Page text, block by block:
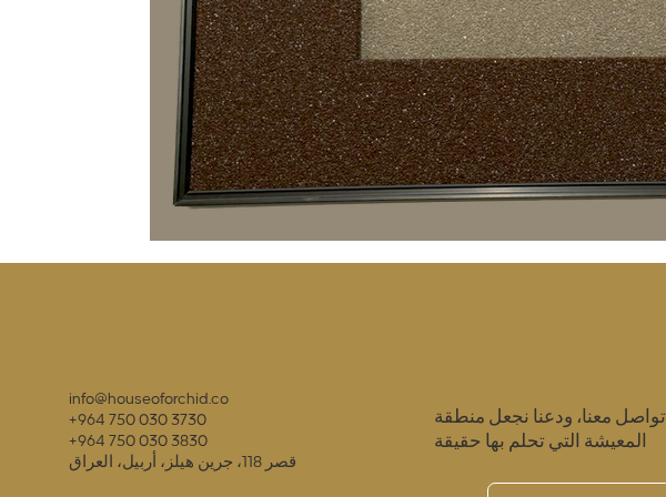
info@houseoforchid.co
+964 750 030 3730
+964 750 030 3830
قصر 118، جرين هيلز، أربيل، العراق
تواصل معنا، ودعنا نجعل منطقة
المعيشة التي تحلم بها حقيقة